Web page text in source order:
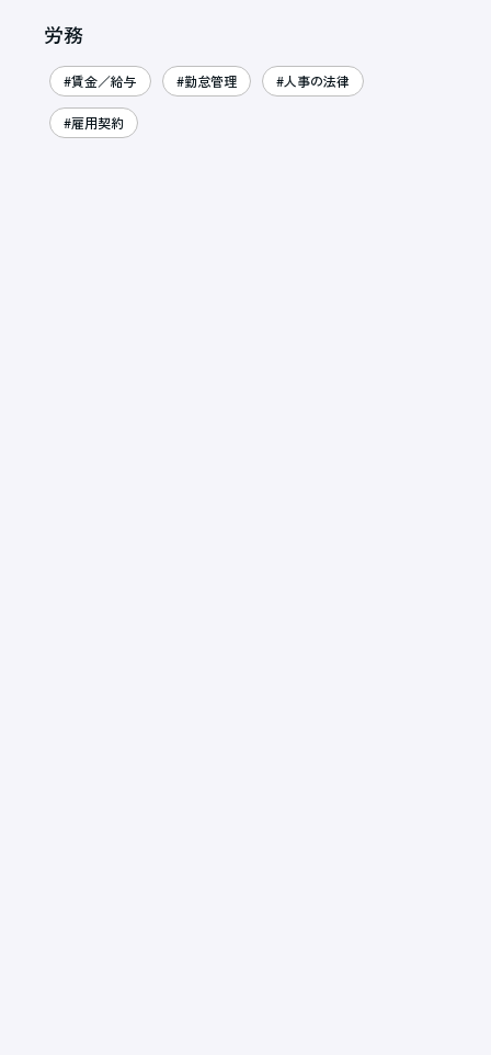
労務
#賃金／給与 #勤怠管理 #人事の法律
#雇用契約